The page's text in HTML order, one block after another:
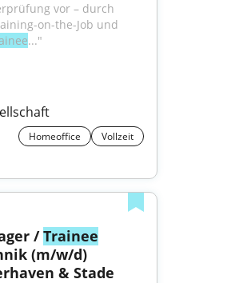
vor – durch
on-the-Job und
..."
Homeoffice Vollzeit
/ Trainee
(m/w/d)
& Stade